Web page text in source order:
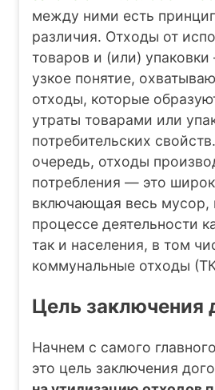
между ними есть
различия. Отходы от
товаров и (или)
узкое понятие,
отходы, которые
утраты товарами или
потребительских
очередь, отходы
потребления — это
включающая весь мусор,
процессе деятельности
так и населения, в том
коммунальные отходы
Цель заключения
Начнем с самого
это цель заключения